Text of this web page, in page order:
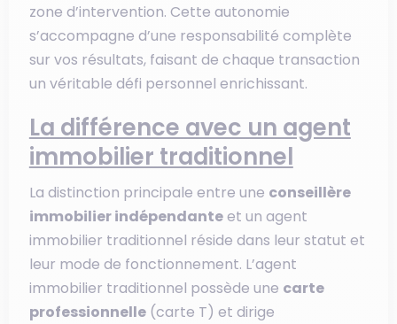
zone d’intervention. Cette autonomie
s’accompagne d’une responsabilité complète
sur vos résultats, faisant de chaque transaction
un véritable défi personnel enrichissant.
La différence avec un agent
immobilier traditionnel
La distinction principale entre une conseillère
immobilier indépendanteet un agent
immobilier traditionnel réside dans leur statut et
leur mode de fonctionnement. L’agent
immobilier traditionnel possède une carte
professionnelle(carte T) et dirige